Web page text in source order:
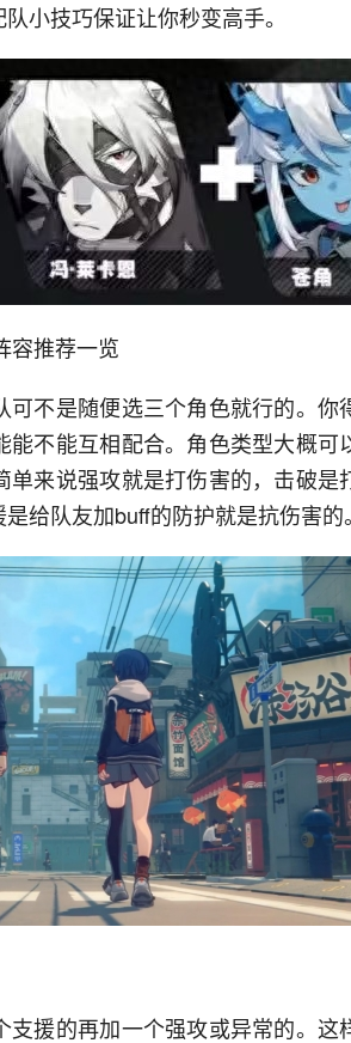
小技巧保证让你秒变高手。
容推荐一览
不是随便选三个角色就行的。你
不能互相配合。角色类型大概可
来说强攻就是打伤害的，击破是
给队友加buff的防护就是抗伤害的。
援的再加一个强攻或异常的。这